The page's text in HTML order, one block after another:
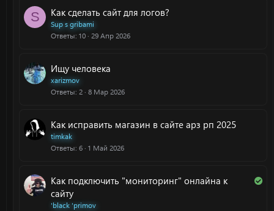
S Как сделать сайт для логов?
Sup s gribami
Ответы 10 29 Апр 2026
Ищу человека
xarizmov
Ответы 2 8 Мар 2026
Как исправить магазин в сайте арз рп 2025
timkak
Ответы 6 1 Май 2026
Р
Как подключить "мониторинг" онлайна к
сайту
'black 'primov